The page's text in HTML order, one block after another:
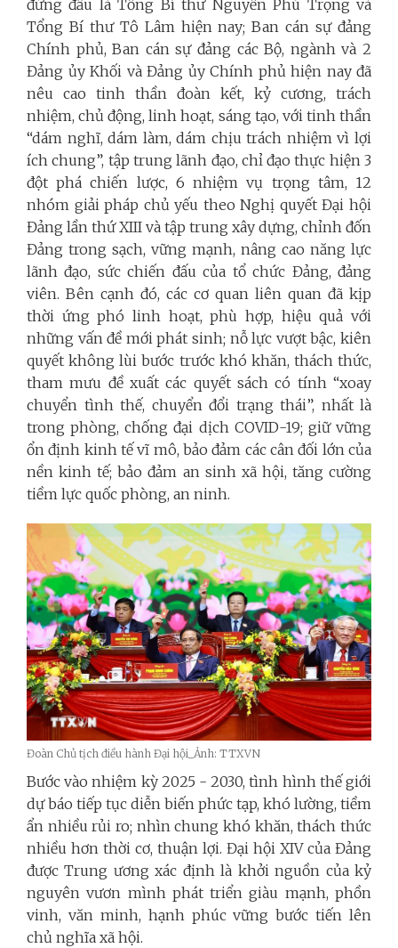
đứng đầu là Tổng Bí thư Nguyễn Phú Trọng và
Tổng Bí thư Tô Lâm hiện nay; Ban cán sự đảng
Chính phủ, Ban cán sự đảng các Bộ, ngành và 2
Đảng ủy Khối và Đảng ủy Chính phủ hiện nay đã
nêu cao tinh thần đoàn kết, kỷ cương, trách
nhiệm, chủ động, linh hoạt, sáng tạo, với tinh thần
“dám nghĩ, dám làm, dám chịu trách nhiệm vì lợi
ích chung”, tập trung lãnh đạo, chỉ đạo thực hiện 3
đột phá chiến lược, 6 nhiệm vụ trọng tâm, 12
nhóm giải pháp chủ yếu theo Nghị quyết Đại hội
Đảng lần thứ XIII và tập trung xây dựng, chỉnh đốn
Đảng trong sạch, vững mạnh, nâng cao năng lực
lãnh đạo, sức chiến đấu của tổ chức Đảng, đảng
viên. Bên cạnh đó, các cơ quan liên quan đã kịp
thời ứng phó linh hoạt, phù hợp, hiệu quả với
những vấn đề mới phát sinh; nỗ lực vượt bậc, kiên
quyết không lùi bước trước khó khăn, thách thức,
tham mưu đề xuất các quyết sách có tính “xoay
chuyển tình thế, chuyển đổi trạng thái”, nhất là
trong phòng, chống đại dịch COVID-19; giữ vững
ổn định kinh tế vĩ mô, bảo đảm các cân đối lớn của
nền kinh tế; bảo đảm an sinh xã hội, tăng cường
tiềm lực quốc phòng, an ninh.
Đoàn Chủ tịch điều hành Đại hội_Ảnh: TTXVN
Bước vào nhiệm kỳ 2025 - 2030, tình hình thế giới
dự báo tiếp tục diễn biến phức tạp, khó lường, tiềm
ẩn nhiều rủi ro; nhìn chung khó khăn, thách thức
nhiều hơn thời cơ, thuận lợi. Đại hội XIV của Đảng
được Trung ương xác định là khởi nguồn của kỷ
nguyên vươn mình phát triển giàu mạnh, phồn
vinh, văn minh, hạnh phúc vững bước tiến lên
chủ nghĩa xã hội.